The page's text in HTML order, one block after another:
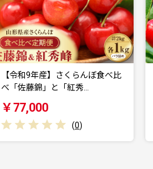
【令和9年産】さくらんぼ「紅秀
峰」 秀2L (50…
￥24,000